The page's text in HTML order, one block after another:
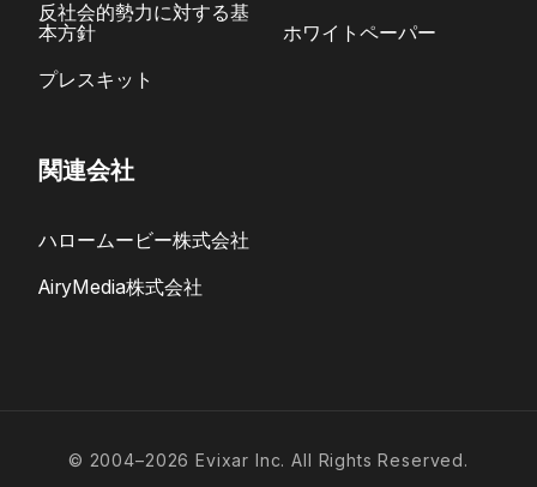
反社会的勢力に対する基
本方針
プレスキット
ホワイトペーパー
関連会社
ハロームービー株式会社
AiryMedia株式会社
© 2004–2026 Evixar Inc. All Rights Reserved.